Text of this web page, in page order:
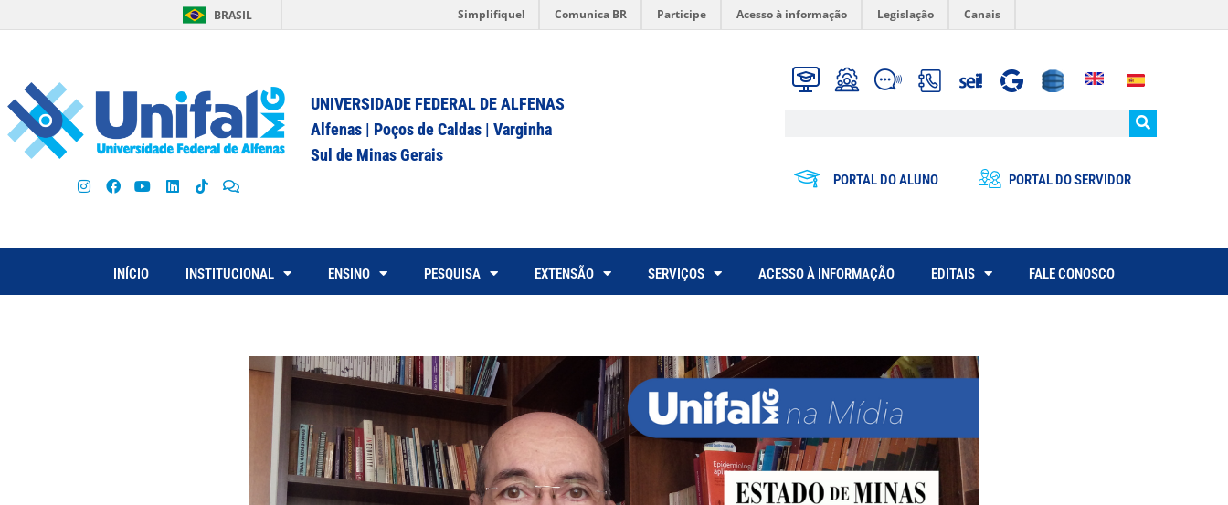
BRASIL Simplifique! Comunica BR Participe Acesso à informação Legislação Canais
UNIVERSIDADE FEDERAL DE ALFENAS
Alfenas | Poços de Caldas | Varginha
Sul de Minas Gerais
PORTAL DO ALUNO PORTAL DO SERVIDOR
INÍCIO INSTITUCIONAL ENSINO PESQUISA EXTENSÃO SERVIÇOS ACESSO À INFORMAÇÃO EDITAIS FALE CONOSCO